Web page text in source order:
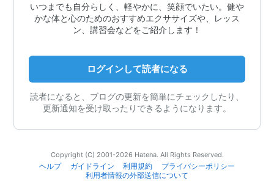
いつまでも自分らしく、軽やかに、笑顔でいたい。健や
かな体と心のためのおすすめエクササイズや、レッス
ン、講習会などをご紹介します！
ログインして読者になる
読者になると、ブログの更新を簡単にチェックしたり、
更新通知を受け取ったりできるようになります。
Copyright (C) 2001-2026 Hatena. All Rights Reserved.
ヘルプ
ガイドライン 利用規約
プライバシーポリシー
利用者情報の外部送信について